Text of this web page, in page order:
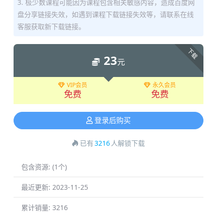
3. 极少数课程可能因为课程包含相关敏感内容，造成百度网
盘分享链接失效，如遇到课程下载链接失效等，请联系在线
客服获取新下载链接。
下载
23元
VIP会员
免费
永久会员
免费
登录后购买
已有3216人解锁下载
包含资源: (1个)
最近更新: 2023-11-25
累计销量: 3216